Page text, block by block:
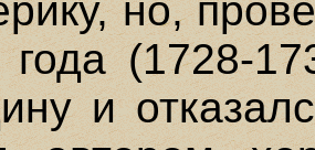
но,
года (1728-
и